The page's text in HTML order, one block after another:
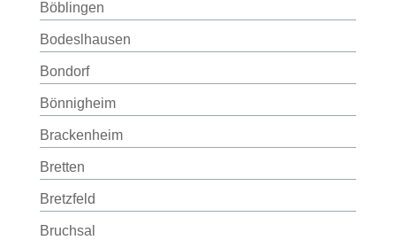
Böblingen
Bodeslhausen
Bondorf
Bönnigheim
Brackenheim
Bretten
Bretzfeld
Bruchsal